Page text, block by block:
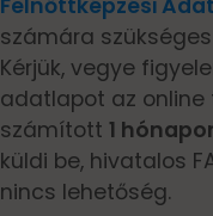
Felnőttképzési
számára
Kérjük, vegye
adatlapot az
számított 1
küldi be, hivatalos
nincs lehetőség.